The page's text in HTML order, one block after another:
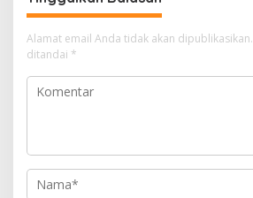
s
i
p
o
Alamat email Anda tidak akan dipublikasikan.
ditandai *